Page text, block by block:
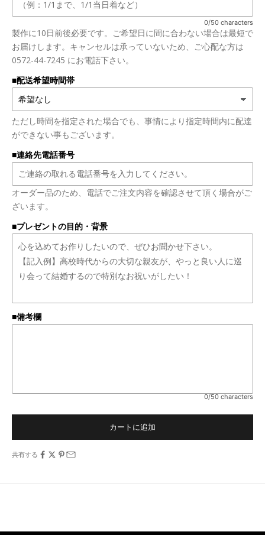
0/50 characters
製作に10日前後必要です。ご希望日に間に合わない場合は最短で
お届けします。キャンセルは承っていないため、ご心配な方は
0572-44-7245 にお電話下さい。
■配送希望時間帯
ただし時間を指定された場合でも、事情により指定時間内に配達
ができない事もございます。
■連絡先電話番号
オーダー品のため、電話でご注文内容を確認させて頂く場合がご
ざいます。
■プレゼントの目的・背景
■備考欄
0/50 characters
カートに追加
共有する